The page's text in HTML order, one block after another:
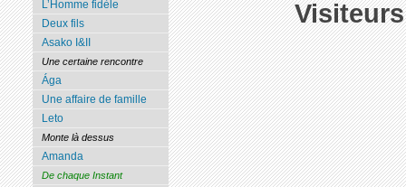
L’Homme fidèle
Deux fils
Asako I&II
Une certaine rencontre
Ága
Une affaire de famille
Leto
Monte là dessus
Amanda
De chaque Instant